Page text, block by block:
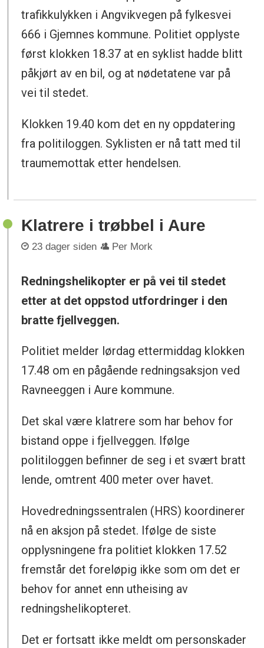
trafikkulykken i Angvikvegen på fylkesvei
666 i Gjemnes kommune. Politiet opplyste
først klokken 18.37 at en syklist hadde blitt
påkjørt av en bil, og at nødetatene var på
vei til stedet.
Klokken 19.40 kom det en ny oppdatering
fra politiloggen. Syklisten er nå tatt med til
traumemottak etter hendelsen.
Klatrere i trøbbel i Aure
23 dager siden Per Mork
Redningshelikopter er på vei til stedet
etter at det oppstod utfordringer i den
bratte fjellveggen.
Politiet melder lørdag ettermiddag klokken
17.48 om en pågående redningsaksjon ved
Ravneeggen i Aure kommune.
Det skal være klatrere som har behov for
bistand oppe i fjellveggen. Ifølge
politiloggen befinner de seg i et svært bratt
lende, omtrent 400 meter over havet.
Hovedredningssentralen (HRS) koordinerer
nå en aksjon på stedet. Ifølge de siste
opplysningene fra politiet klokken 17.52
fremstår det foreløpig ikke som om det er
behov for annet enn utheising av
redningshelikopteret.
Det er fortsatt ikke meldt om personskader